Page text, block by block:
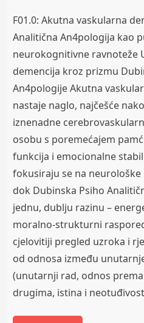
F01.0: Akutna vaskularna
Analitična An4pologija kao
neurokognitivne ravnoteže
demencija kroz prizmu
An4pologije Akutna
nastaje naglo, najčešće
iznenadne
osobu s poremećajem
funkcija i emocionalne
fokusiraju se na
dok Dubinska Psiho
jednu, dublju razinu –
moralno-strukturni
cjelovitiji pregled uzroka i
od odnosa između
(unutarnji rad, odnos
drugima, istina i